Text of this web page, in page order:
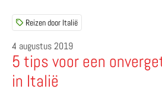
Reizen door Italië
4 augustus 2019
5 tips voor een
in Italië